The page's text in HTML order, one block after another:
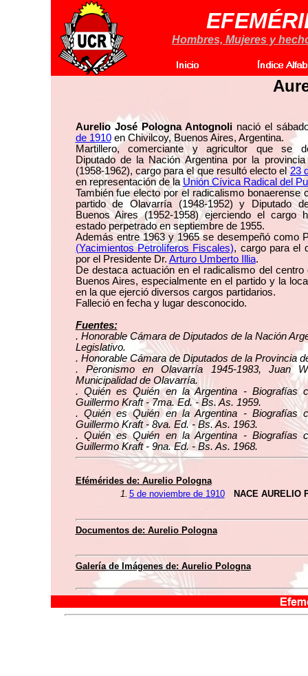
Hombres, Mujeres y
Aurelio José Pologna Antognolinació el
de 1910en Chivilcoy, Buenos Aires, Argentina.
Martillero, comerciante y agricultor que se
Diputado de la Nación Argentina por la
(1958-1962), cargo para el que resultó electo el 23
en representación de la Unión Cívica Radical del
También fue electo por el radicalismo bonaerense
partido de Olavarría (1948-1952) y Diputado
Buenos Aires (1952-1958) ejerciendo el cargo
estado perpetrado en septiembre de 1955.
Además entre 1963 y 1965 se desempeñó como
(Yacimientos Petrolíferos Fiscales), cargo para el
por el Presidente Dr. Arturo Umberto Illia.
De destaca actuación en el radicalismo del
Buenos Aires, especialmente en el partido y la
en la que ejerció diversos cargos partidarios.
Falleció en fecha y lugar desconocido.
Fuentes:
. Honorable Cámara de Diputados de la Nación
Legislativo.
. Honorable Cámara de Diputados de la Provincia
. Peronismo en Olavarría 1945-1983, Juan
Municipalidad de Olavarría.
. Quién es Quién en la Argentina - Biografías
Guillermo Kraft - 7ma. Ed. - Bs. As. 1959.
. Quién es Quién en la Argentina - Biografías
Guillermo Kraft - 8va. Ed. - Bs. As. 1963.
. Quién es Quién en la Argentina - Biografías
Guillermo Kraft - 9na. Ed. - Bs. As. 1968.
Efémérides de: Aurelio Pologna
1. 5 de noviembre de 1910 NACE AURELIO
Documentos de: Aurelio Pologna
Galería de Imágenes de: Aurelio Pologna